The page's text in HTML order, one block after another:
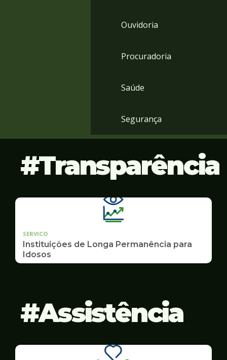
Ouvidoria
Procuradoria
Saúde
Segurança
Transparência
SERVICO
Instituições de Longa Permanência para
Idosos
Assistência